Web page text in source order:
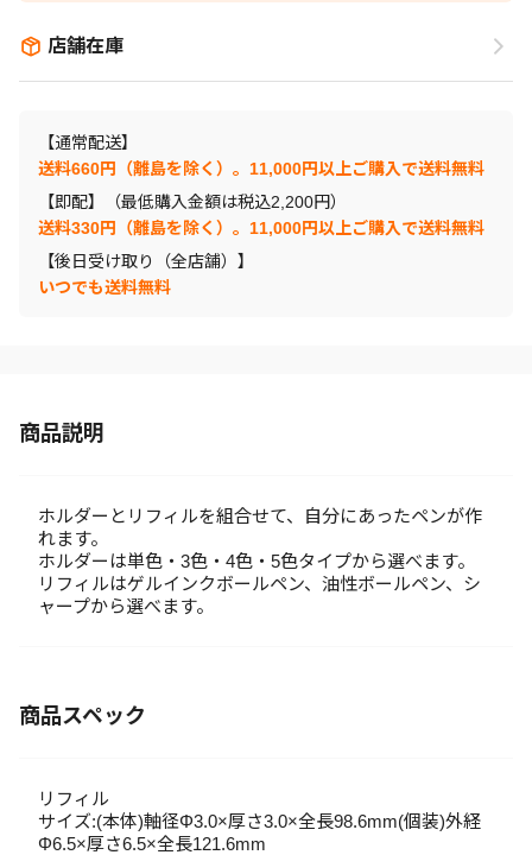
店舗在庫
【通常配送】
送料660円（離島を除く）。11,000円以上ご購入で送料無料
【即配】（最低購入金額は税込2,200円）
送料330円（離島を除く）。11,000円以上ご購入で送料無料
【後日受け取り（全店舗）】
いつでも送料無料
商品説明
ホルダーとリフィルを組合せて、自分にあったペンが作
れます。
ホルダーは単色・3色・4色・5色タイプから選べます。
リフィルはゲルインクボールペン、油性ボールペン、シ
ャープから選べます。
商品スペック
リフィル
サイズ:(本体)軸径Φ3.0×厚さ3.0×全長98.6mm(個装)外経
Φ6.5×厚さ6.5×全長121.6mm